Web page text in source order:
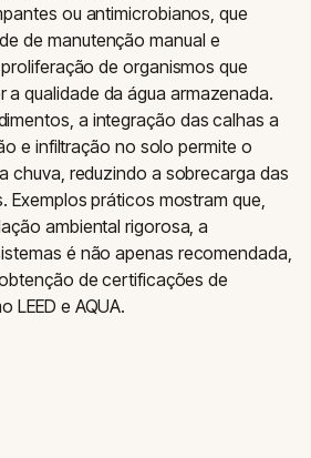
ou antimicrobianos, que
de manutenção manual e
de organismos que
qualidade da água armazenada.
a integração das calhas a
e infiltração no solo permite o
chuva, reduzindo a sobrecarga das
Exemplos práticos mostram que,
ambiental rigorosa, a
é não apenas recomendada,
de certificações de
LEED e AQUA.